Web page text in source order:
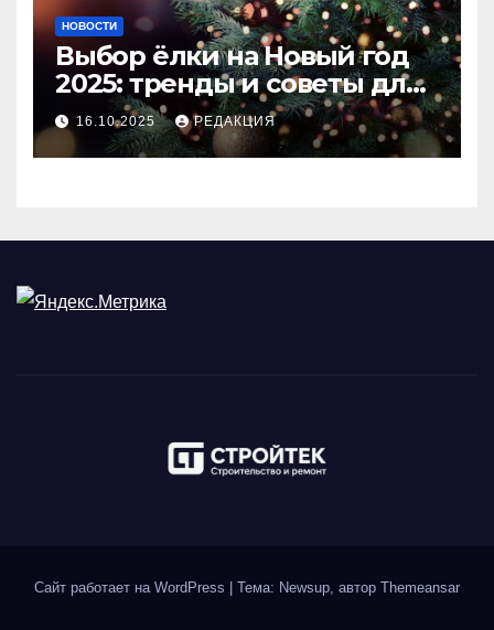
НОВОСТИ
Выбор ёлки на Новый год
2025: тренды и советы для
идеального праздника
16.10.2025 РЕДАКЦИЯ
Сайт работает на WordPress Тема: Newsup, автор Themeansar